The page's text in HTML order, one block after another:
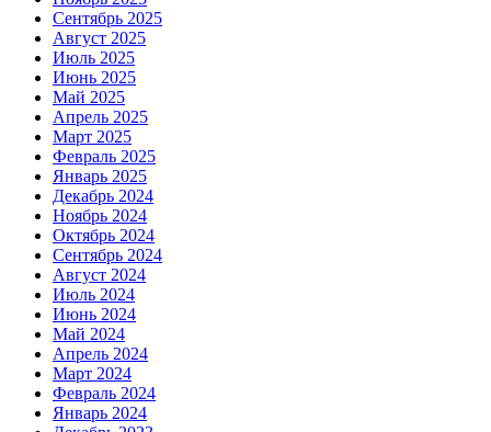
Сентябрь 2025
Август 2025
Июль 2025
Июнь 2025
Май 2025
Апрель 2025
Март 2025
Февраль 2025
Январь 2025
Декабрь 2024
Ноябрь 2024
Октябрь 2024
Сентябрь 2024
Август 2024
Июль 2024
Июнь 2024
Май 2024
Апрель 2024
Март 2024
Февраль 2024
Январь 2024